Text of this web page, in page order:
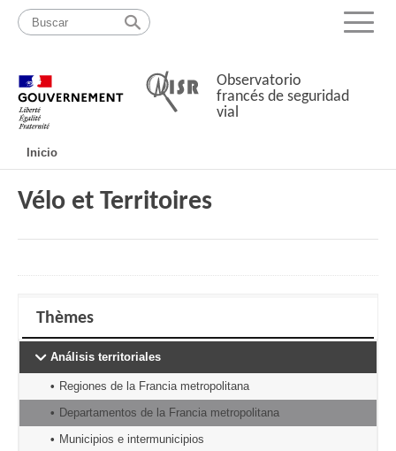
Pasar
contenido
Mapa
web
Menu
Observatorio
francés de seguridad
vial
principale
Inicio
Vélo et Territoires
Thèmes
Análisis territoriales
Regiones de la Francia metropolitana
Departamentos de la Francia metropolitana
Municipios e intermunicipios